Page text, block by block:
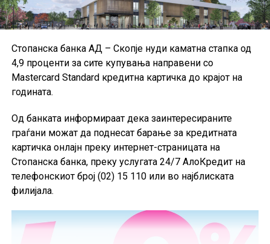
сметководствени стандарди.
Поради недостапност на податоците за Данска за
првиот квартал од 2026 година, при пресметката на
агрегатните податоци за ЕУ биле користени
податоците од четвртиот квартал од 2025 година, а кај
одредени показатели и податоци од првиот квартал
од 2025 година.
Стопанска банка АД – Скопје нуди каматна стапка од
4,9 проценти за сите купувања направени со
Mastercard Standard кредитна картичка до крајот на
годината.
Од банката информираат дека заинтересираните
граѓани можат да поднесат барање за кредитната
картичка онлајн преку интернет-страницата на
Стопанска банка, преку услугата 24/7 АлоКредит на
телефонскиот број (02) 15 110 или во најблиската
филијала.